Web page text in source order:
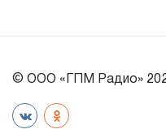
© ООО «ГПМ Радио»